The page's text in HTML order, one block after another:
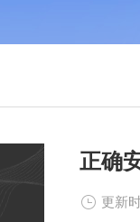
正确
更新